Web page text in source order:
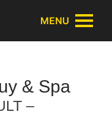
MENU
& Spa
–